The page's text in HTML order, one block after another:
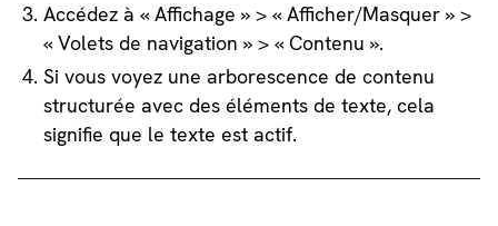
Accédez à « Affichage » > « Afficher/Masquer » >
« Volets de navigation » > « Contenu ».
Si vous voyez une arborescence de contenu
structurée avec des éléments de texte, cela
signifie que le texte est actif.